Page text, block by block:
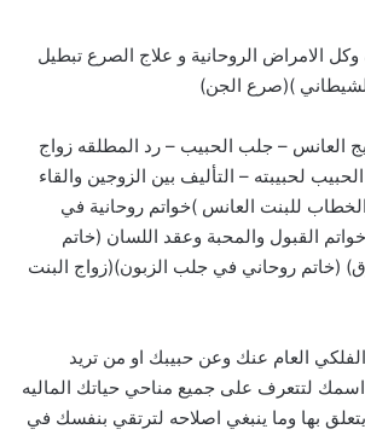
وكل الامراض الروحانية و علاج الصرع تبطيل
)(صرع الجن)
العانس – جلب الحبيب – رد المطلقه زواج
لحبيبته – التأليف بين الزوجين والقاء
للبنت العانس )خواتم روحانية في
القبول والمحبة وعقد اللسان (خاتم
(خاتم روحاني في جلب الزبون)(زواج البنت
العام عنك وعن حبيبك او من تريد
لتتعرف على جميع مناحي حياتك الماليه
يتعلق بها وما ينبغي اصلاحه لترتقي بنفسك في